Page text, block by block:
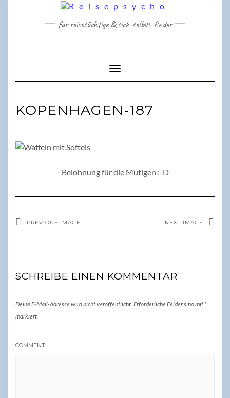
für reisesüchtige & sich-selbst-finder
Toggle Navigation
KOPENHAGEN-187
Belohnung für die Mutigen :-D
PREVIOUS IMAGE NEXT IMAGE
SCHREIBE EINEN KOMMENTAR
Deine E-Mail-Adresse wird nicht veröffentlicht. Erforderliche Felder sind mit *
markiert
COMMENT